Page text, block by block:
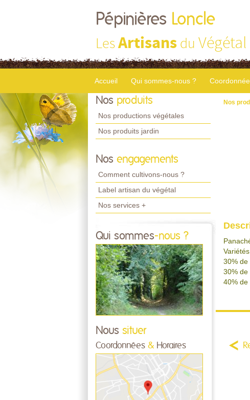
Pépinières Loncle
LesArtisans du Végétal
Accueil Qui sommes-nous ?
Nos produits
Nos productions végétales
Nos produits jardin
Nos engagements
Comment cultivons-nous ?
Label artisan du végétal
Nos services +
Qui sommes-nous ?
Nous situer
Coordonnées & Horaires
Nos
30% de
30% de
40% de